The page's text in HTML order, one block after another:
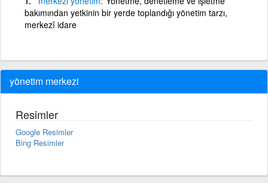
bakımından yetkinin bir yerde toplandığı yönetim tarzı,
merkezî idare
yönetim merkezi
Resimler
Google Resimler
Bing Resimler